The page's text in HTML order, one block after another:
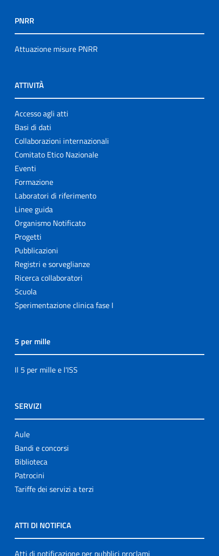
PNRR
Attuazione misure PNRR
ATTIVITÀ
Accesso agli atti
Basi di dati
Collaborazioni internazionali
Comitato Etico Nazionale
Eventi
Formazione
Laboratori di riferimento
Linee guida
Organismo Notificato
Progetti
Pubblicazioni
Registri e sorveglianze
Ricerca collaboratori
Scuola
Sperimentazione clinica fase I
5 per mille
Il 5 per mille e l'ISS
SERVIZI
Aule
Bandi e concorsi
Biblioteca
Patrocini
Tariffe dei servizi a terzi
ATTI DI NOTIFICA
Atti di notificazione per pubblici proclami